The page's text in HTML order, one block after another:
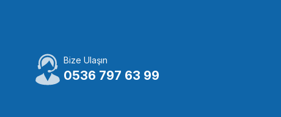
SMALLRİG
Bize Ulaşın
0536 797 63 99